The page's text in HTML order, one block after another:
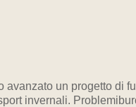
avanzato un progetto
invernali.